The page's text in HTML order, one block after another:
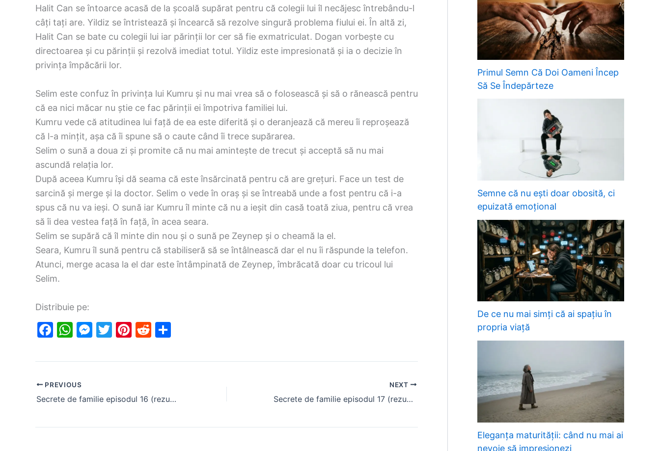
Halit Can se întoarce acasă de la școală supărat pentru că colegii lui îl necăjesc întrebându-l
câți tați are. Yildiz se întristează și încearcă să rezolve singură problema fiului ei. În altă zi,
Halit Can se bate cu colegii lui iar părinții lor cer să fie exmatriculat. Dogan vorbește cu
directoarea și cu părinții și rezolvă imediat totul. Yildiz este impresionată și ia o decizie în
privința împăcării lor.
Selim este confuz în privința lui Kumru și nu mai vrea să o folosească și să o rănească pentru
că ea nici măcar nu știe ce fac părinții ei împotriva familiei lui.
Kumru vede că atitudinea lui față de ea este diferită și o deranjează că mereu îi reproșează
că l-a mințit, așa că îi spune să o caute când îi trece supărarea.
Selim o sună a doua zi și promite că nu mai amintește de trecut și acceptă să nu mai
ascundă relația lor.
După aceea Kumru își dă seama că este însărcinată pentru că are grețuri. Face un test de
sarcină și merge și la doctor. Selim o vede în oraș și se întreabă unde a fost pentru că i-a
spus că nu va ieși. O sună iar Kumru îl minte că nu a ieșit din casă toată ziua, pentru că vrea
să îi dea vestea față în față, în acea seara.
Selim se supără că îl minte din nou și o sună pe Zeynep și o cheamă la el.
Seara, Kumru îl sună pentru că stabiliseră să se întâlnească dar el nu îi răspunde la telefon.
Atunci, merge acasa la el dar este întâmpinată de Zeynep, îmbrăcată doar cu tricoul lui
Selim.
Distribuie pe:
F
c
b
o
o
W
at
A
p
p
M
s
e
n
g
T
itt
Pi
er
st
R
d
t
ar
PREVIOUS
Secrete de familie episodul 16 (rezumat)
NEXT
Secrete de familie episodul 17 (rezumat)
Primul Semn Că Doi Oameni Încep
Să Se Îndepărteze
Semne că nu ești doar obosită, ci
epuizată emoțional
De ce nu mai simți că ai spațiu în
propria viață
Eleganța maturității: când nu mai ai
nevoie să impresionezi